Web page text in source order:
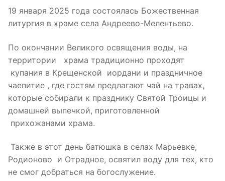
19 января 2025 года состоялась Божественная
литургия в храме села Андреево-Мелентьево.
По окончании Великого освящения воды, на
территории храма традиционно проходят
купания в Крещенской иордани и праздничное
чаепитие , где гостям предлагают чай на травах,
которые собирали к празднику Святой Троицы и
домашней выпечкой, приготовленной
прихожанами храма.
Также в этот день батюшка в селах Марьевке,
Родионово и Отрадное, освятил воду для тех, кто
не смог добраться на богослужение.